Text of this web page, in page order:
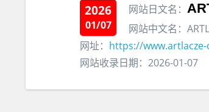
2026
01/07
网站日文名：
网站中文名：
网址： https://
网站收录日期：2026-01-07